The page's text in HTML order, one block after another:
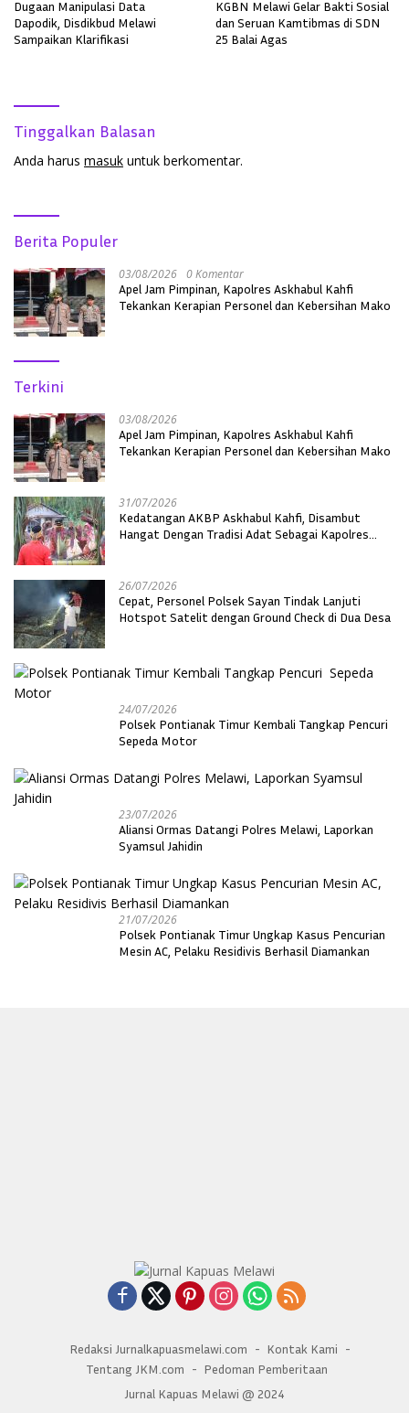
Dugaan Manipulasi Data
Dapodik, Disdikbud Melawi
Sampaikan Klarifikasi
KGBN Melawi Gelar Bakti Sosial
dan Seruan Kamtibmas di SDN
25 Balai Agas
Tinggalkan Balasan
Anda harus masuk untuk berkomentar.
Berita Populer
03/08/2026 0 Komentar
Apel Jam Pimpinan, Kapolres Askhabul Kahfi
Tekankan Kerapian Personel dan Kebersihan Mako
Terkini
03/08/2026
Apel Jam Pimpinan, Kapolres Askhabul Kahfi
Tekankan Kerapian Personel dan Kebersihan Mako
31/07/2026
Kedatangan AKBP Askhabul Kahfi, Disambut
Hangat Dengan Tradisi Adat Sebagai Kapolres
26/07/2026
Cepat, Personel Polsek Sayan Tindak Lanjuti
Hotspot Satelit dengan Ground Check di Dua Desa
24/07/2026
Polsek Pontianak Timur Kembali Tangkap Pencuri
Sepeda Motor
23/07/2026
Aliansi Ormas Datangi Polres Melawi, Laporkan
Syamsul Jahidin
21/07/2026
Polsek Pontianak Timur Ungkap Kasus Pencurian
Mesin AC, Pelaku Residivis Berhasil Diamankan
Redaksi Jurnalkapuasmelawi.com
Kontak Kami
Tentang JKM.com
Pedoman Pemberitaan
Jurnal Kapuas Melawi @ 2024